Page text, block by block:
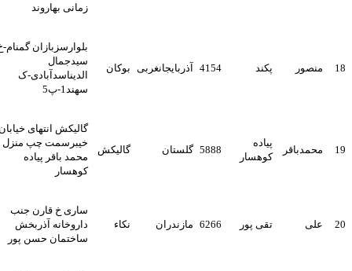
زمانی بهاروند
18 منصور پکند 4154 آذربایجانغربی بوکان
بلوارسزبازان گمنام-خ
سیدجمال
الدیناسدآبادی-ک
سهند1-پ5
19 محمدباقر
پیاده
کوهسار
5888 گلستان گالیکش
گالیکش انتهای خیابان
خیبرسمت چپ منزل
محمد باقر پیاده
کوهسار
20 علی تقی پور 6266 مازندران نکاء
ساری خ قارن جنب
داروخانه آذربخش
ساختمان حسن پور